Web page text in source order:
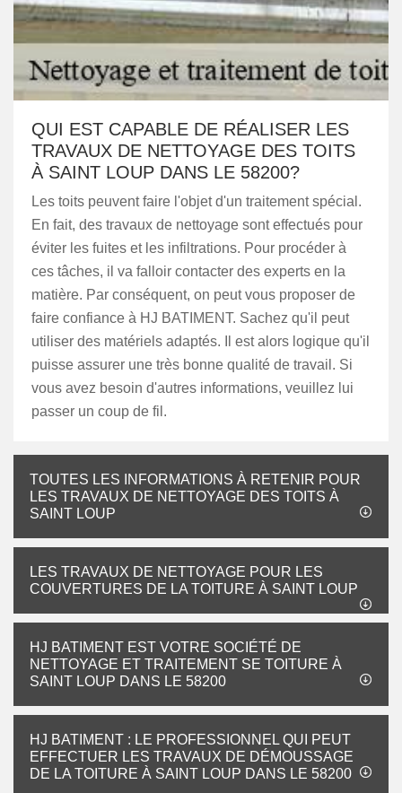
QUI EST CAPABLE DE RÉALISER LES
TRAVAUX DE NETTOYAGE DES TOITS
À SAINT LOUP DANS LE 58200?
Les toits peuvent faire l'objet d'un traitement spécial.
En fait, des travaux de nettoyage sont effectués pour
éviter les fuites et les infiltrations. Pour procéder à
ces tâches, il va falloir contacter des experts en la
matière. Par conséquent, on peut vous proposer de
faire confiance à HJ BATIMENT. Sachez qu'il peut
utiliser des matériels adaptés. Il est alors logique qu'il
puisse assurer une très bonne qualité de travail. Si
vous avez besoin d'autres informations, veuillez lui
passer un coup de fil.
TOUTES LES INFORMATIONS À RETENIR POUR
LES TRAVAUX DE NETTOYAGE DES TOITS À
SAINT LOUP
LES TRAVAUX DE NETTOYAGE POUR LES
COUVERTURES DE LA TOITURE À SAINT LOUP
HJ BATIMENT EST VOTRE SOCIÉTÉ DE
NETTOYAGE ET TRAITEMENT SE TOITURE À
SAINT LOUP DANS LE 58200
HJ BATIMENT : LE PROFESSIONNEL QUI PEUT
EFFECTUER LES TRAVAUX DE DÉMOUSSAGE
DE LA TOITURE À SAINT LOUP DANS LE 58200